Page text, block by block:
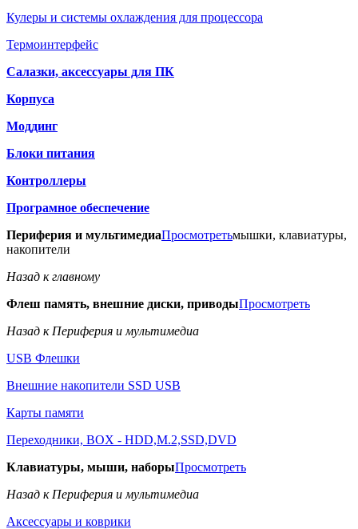
Кулеры и системы охлаждения для процессора
Термоинтерфейс
Салазки, аксессуары для ПК
Корпуса
Моддинг
Блоки питания
Контроллеры
Програмное обеспечение
Периферия и мультимедиаПросмотретьмышки, клавиатуры,
накопители
Назад к главному
Флеш память, внешние диски, приводыПросмотреть
Назад к Периферия и мультимедиа
USB Флешки
Внешние накопители SSD USB
Карты памяти
Переходники, BOX - HDD,M.2,SSD,DVD
Клавиатуры, мыши, наборыПросмотреть
Назад к Периферия и мультимедиа
Аксессуары и коврики